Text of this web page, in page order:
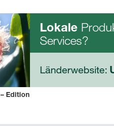
Edition
Lokale
Services?
Länderwebsite: